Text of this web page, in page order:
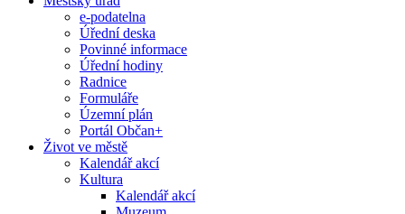
e-podatelna
Úřední deska
Povinné informace
Úřední hodiny
Radnice
Formuláře
Územní plán
Portál Občan+
Život ve městě
Kalendář akcí
Kultura
Kalendář akcí